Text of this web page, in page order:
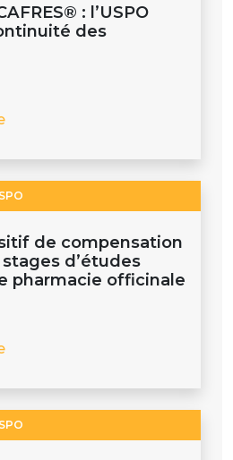
: l’USPO
des
de compensation
d’études
pharmacie officinale